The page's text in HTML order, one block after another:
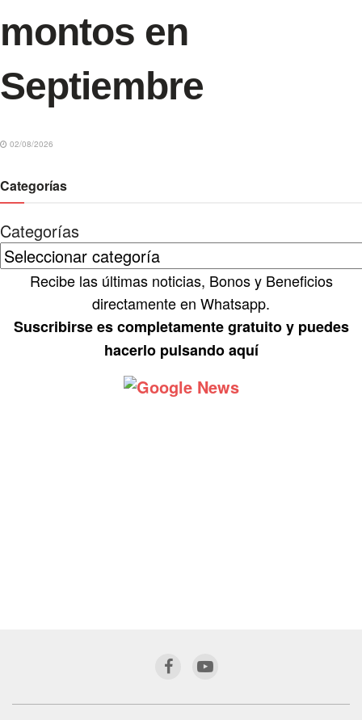
montos en
Septiembre
02/08/2026
Categorías
Categorías
Recibe las últimas noticias, Bonos y Beneficios
directamente en Whatsapp.
Suscribirse es completamente gratuito y puedes
hacerlo pulsando aquí